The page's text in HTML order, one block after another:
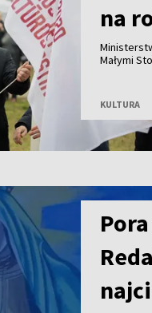
na
Małymi
KULTURA